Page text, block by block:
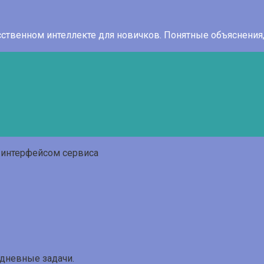
интеллекте для новичков. Понятные
задачи.